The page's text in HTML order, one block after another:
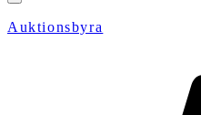
Auktionsbyra